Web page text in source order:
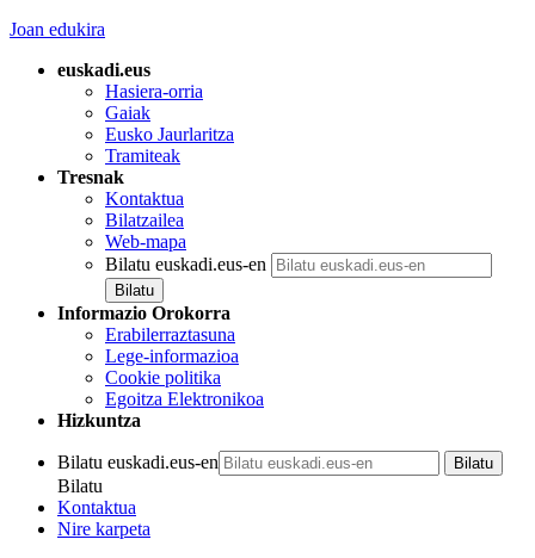
Joan edukira
euskadi.eus
Hasiera-orria
Gaiak
Eusko Jaurlaritza
Tramiteak
Tresnak
Kontaktua
Bilatzailea
Web-mapa
Bilatu euskadi.eus-en
Informazio Orokorra
Erabilerraztasuna
Lege-informazioa
Cookie politika
Egoitza Elektronikoa
Hizkuntza
Bilatu euskadi.eus-en
Bilatu
Kontaktua
Nire karpeta